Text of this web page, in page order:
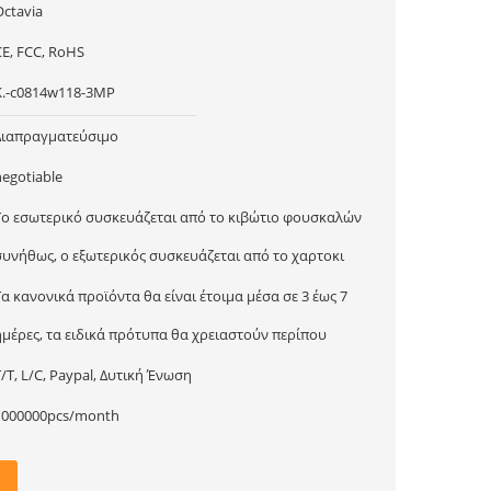
FCC, RoHS
c0814w118-3MP
εσωτερικό συσκευάζεται από το κιβώτιο φουσκαλών
ο εξωτερικός συσκευάζεται από το χαρτοκι
κανονικά προϊόντα θα είναι έτοιμα μέσα σε 3 έως 7
τα ειδικά πρότυπα θα χρειαστούν περίπου
T, L/C, Paypal, Δυτική Ένωση
month